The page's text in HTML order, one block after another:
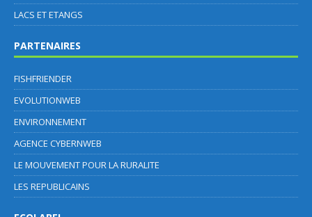
LACS ET ETANGS
PARTENAIRES
FISHFRIENDER
EVOLUTIONWEB
ENVIRONNEMENT
AGENCE CYBERNWEB
LE MOUVEMENT POUR LA RURALITE
LES REPUBLICAINS